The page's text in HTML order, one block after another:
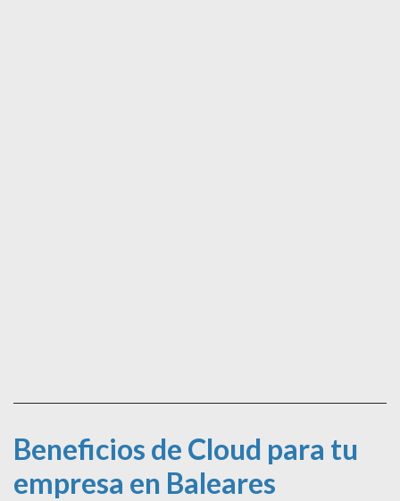
Beneficios de Cloud para tu
empresa en Baleares